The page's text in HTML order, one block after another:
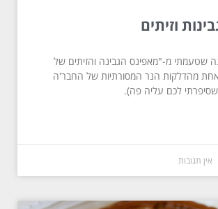
וזיתים
שטעמתי מ-"מאפינס הגבינה והזיתים של
מהדלקות הנר המסורתיות של החבר'ה
שסיפרתי לכם עליה פה).
אין תגובות